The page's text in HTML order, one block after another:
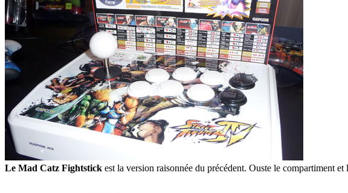
Le Mad Catz Fightstick est la version raisonnée du précédent. Ouste le compartiment